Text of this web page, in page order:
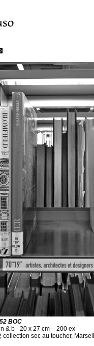
BOC
& b - 20 x 27 cm – 200 ex
collection sec au toucher,